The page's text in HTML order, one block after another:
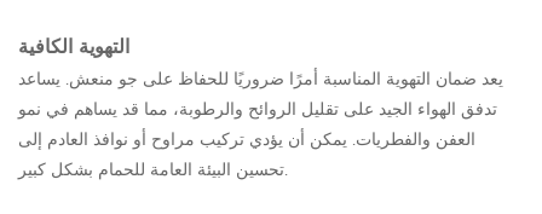
التهوية الكافية
يعد ضمان التهوية المناسبة أمرًا ضروريًا للحفاظ على جو منعش. يساعد
تدفق الهواء الجيد على تقليل الروائح والرطوبة، مما قد يساهم في نمو
العفن والفطريات. يمكن أن يؤدي تركيب مراوح أو نوافذ العادم إلى
تحسين البيئة العامة للحمام بشكل كبير.